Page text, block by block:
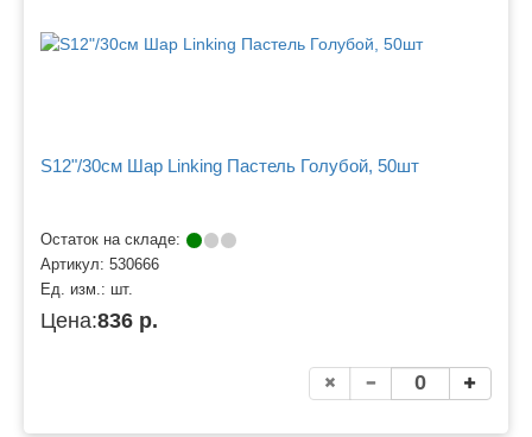
S12"/30см Шар Linking Пастель Голубой, 50шт
Остаток на складе:
Артикул: 530666
Ед. изм.: шт.
Цена:836 р.